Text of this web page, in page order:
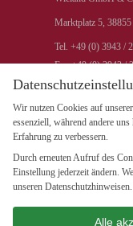
Wir nutzen Cookies auf
essenziell, während andere
Erfahrung zu verbessern.
Durch erneuten Aufruf des
Einstellung jederzeit ändern.
unseren Datenschutzhinweisen.
Alle
Marktplatz 5, 38855
Tel. +49 (0) 3943 /
Fax +49 (0) 3943 /
info@hotel-weisser-